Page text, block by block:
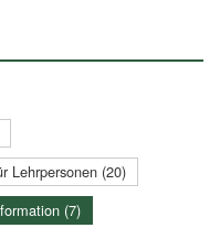
Lehrpersonen (20)
(7)